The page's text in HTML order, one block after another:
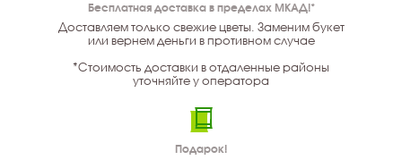
Бесплатная доставка в пределах МКАД!*
Доставляем только свежие цветы. Заменим букет
или вернем деньги в противном случае
*Стоимость доставки в отдаленные районы
уточняйте у оператора
Подарок!